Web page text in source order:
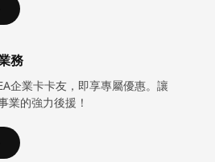
務
企業卡卡友，即享專屬優惠。讓
業的強力後援！